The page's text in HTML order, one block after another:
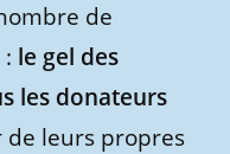
de
le gel des
les donateurs
de leurs propres